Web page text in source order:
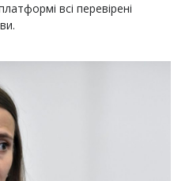
всі перевірені